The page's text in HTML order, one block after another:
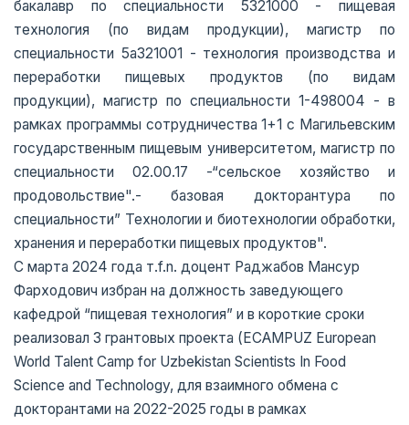
бакалавр по специальности 5321000 - пищевая
технология (по видам продукции), магистр по
специальности 5а321001 - технология производства и
переработки пищевых продуктов (по видам
продукции), магистр по специальности 1-498004 - в
рамках программы сотрудничества 1+1 с Магильевским
государственным пищевым университетом, магистр по
специальности 02.00.17 -“сельское хозяйство и
продовольствие".- базовая докторантура по
специальности” Технологии и биотехнологии обработки,
хранения и переработки пищевых продуктов".
С марта 2024 года т.f.n. доцент Раджабов Мансур
Фарходович избран на должность заведующего
кафедрой “пищевая технология” и в короткие сроки
реализовал 3 грантовых проекта (ECAMPUZ European
World Talent Camp for Uzbekistan Scientists In Food
Science and Technology, для взаимного обмена с
докторантами на 2022-2025 годы в рамках